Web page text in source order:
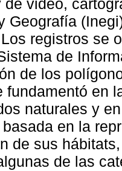
de video,
Geografía
registros se
de
de los
fundamentó en
naturales y
en la
de sus
de las